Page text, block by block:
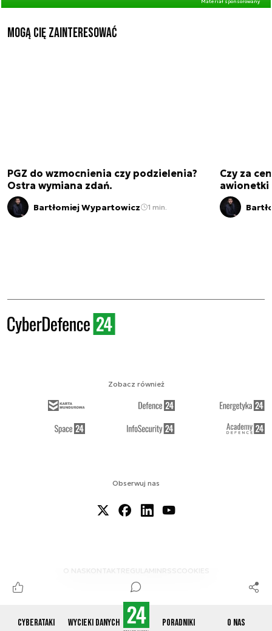
Cyberataki Wycieki danych Poradniki O nas
Materiał sponsorowany
Mogą Cię zainteresować
PGZ do wzmocnienia czy podzielenia?
Ostra wymiana zdań.
Bartłomiej Wypartowicz 1 min.
Czy za
awionetki
Obserwuj nas
O NAS KONTAKTREGULAMINRSS COOKIES
Zobacz również
© 2012-2026 CYBERDEFENCE24